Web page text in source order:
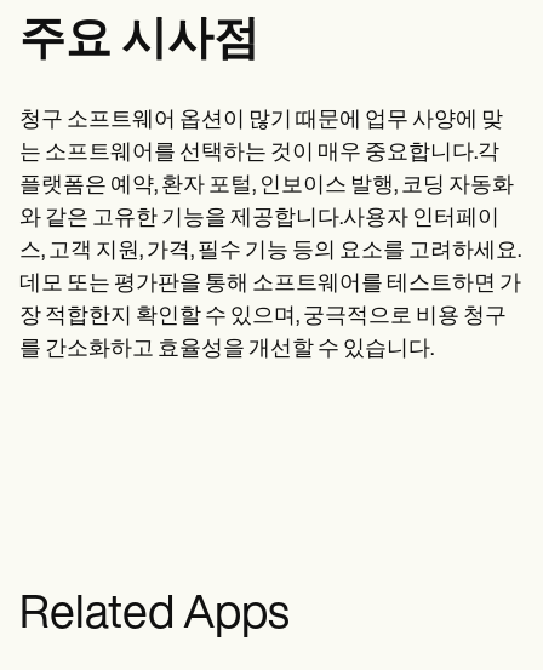
주요 시사점
청구 소프트웨어 옵션이 많기 때문에 업무 사양에 맞
는 소프트웨어를 선택하는 것이 매우 중요합니다.각
플랫폼은 예약, 환자 포털, 인보이스 발행, 코딩 자동화
와 같은 고유한 기능을 제공합니다.사용자 인터페이
스, 고객 지원, 가격, 필수 기능 등의 요소를 고려하세요.
데모 또는 평가판을 통해 소프트웨어를 테스트하면 가
장 적합한지 확인할 수 있으며, 궁극적으로 비용 청구
를 간소화하고 효율성을 개선할 수 있습니다.
Related Apps